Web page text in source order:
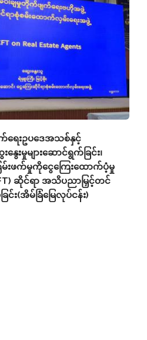
က်ရေးဥပဒေအသစ်နှင့်
းမှုများဆောင်ရွက်ခြင်း၊
မ်းဖက်မှုကိုငွေကြေးထောက်ပံ့မှု
ဆိုင်ရာ အသိပညာမြှင့်တင်
င်း(အိမ်ခြံမြေလုပ်ငန်း)